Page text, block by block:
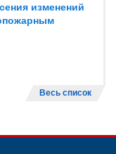
изменений
Весь список